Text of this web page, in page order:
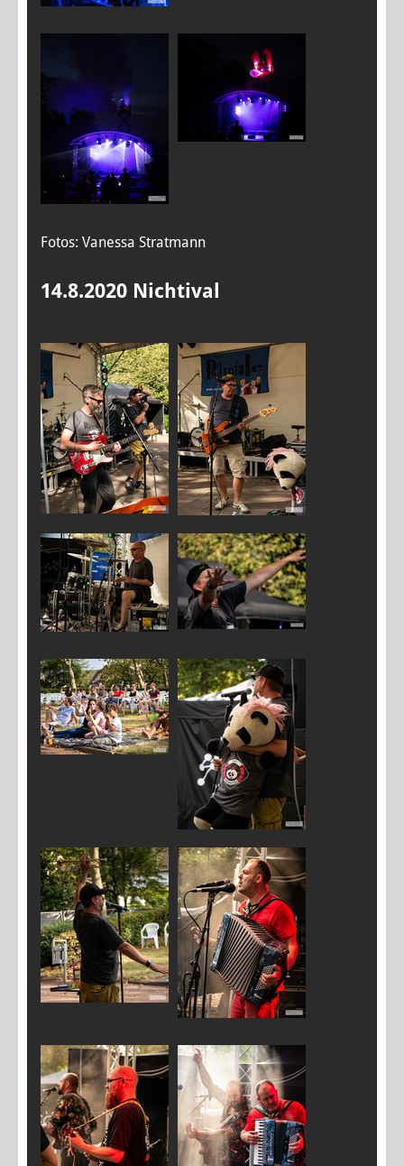
Fotos: Vanessa Stratmann
14.8.2020 Nichtival